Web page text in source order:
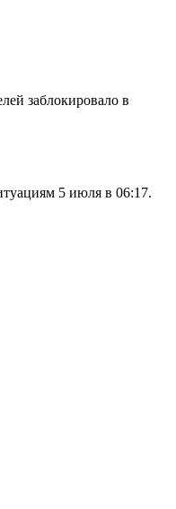
заблокировало в
5 июля в 06:17.